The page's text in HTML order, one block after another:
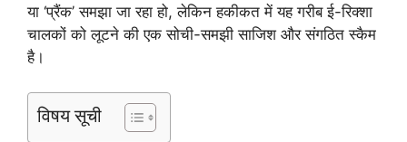
या ‘प्रैंक’ समझा जा रहा हो, लेकिन हकीकत में यह गरीब ई-रिक्शा
चालकों को लूटने की एक सोची-समझी साजिश और संगठित स्कैम
है।
विषय सूची